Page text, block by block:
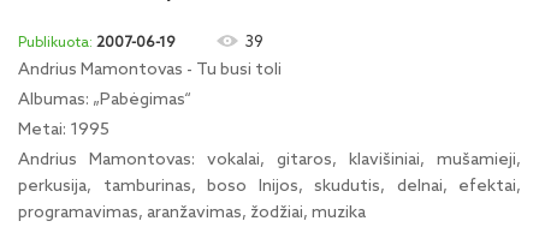
2007-06-19 39
Andrius Mamontovas - Tu busi toli
Albumas: „Pabėgimas“
Metai: 1995
Andrius Mamontovas: vokalai, gitaros, klavišiniai, mušamieji,
perkusija, tamburinas, boso lnijos, skudutis, delnai, efektai,
programavimas, aranžavimas, žodžiai, muzika